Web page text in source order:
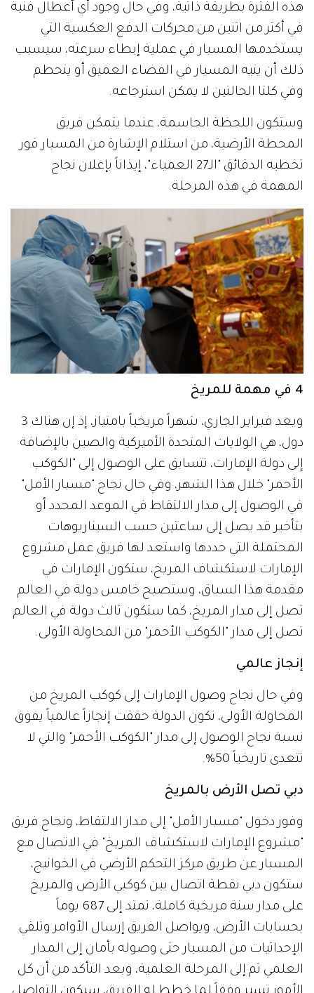
هذه الفترة بطريقة ذاتية، وفي حال وجود أي أعطال فنية
في أكثر من اثنين من محركات الدفع العكسية التي
يستخدمها المسبار في عملية إبطاء سرعته، سيسبب
ذلك أن يتيه المسبار في الفضاء العميق أو يتحطم
وفي كلتا الحالتين لا يمكن استرجاعه.
وستكون اللحظة الحاسمة، عندما يتمكن فريق
المحطة الأرضية، من استلام الإشارة من المسبار فور
تخطيه الدقائق "الـ27 العمياء"، إيذاناً بإعلان نجاح
المهمة في هذه المرحلة.
4 في مهمة للمريخ
ويعد فبراير الجاري، شهراً مريخياً بامتياز، إذ إن هناك 3
دول، هي الولايات المتحدة الأميركية والصين بالإضافة
إلى دولة الإمارات، تتسابق على الوصول إلى "الكوكب
الأحمر" خلال هذا الشهر، وفي حال نجاح "مسبار الأمل"
في الوصول إلى مدار الالتقاط في الموعد المحدد أو
بتأخير قد يصل إلى ساعتين حسب السيناريوهات
المحتملة التي حددها واستعد لها فريق عمل مشروع
الإمارات لاستكشاف المريخ، ستكون الإمارات في
مقدمة هذا السباق، وستصبح خامس دولة في العالم
تصل إلى مدار المريخ، كما ستكون ثالث دولة في العالم
تصل إلى مدار "الكوكب الأحمر" من المحاولة الأولى.
إنجاز عالمي
وفي حال نجاح وصول الإمارات إلى كوكب المريخ من
المحاولة الأولى، تكون الدولة حققت إنجازاً عالمياً يفوق
نسبة نجاح الوصول إلى مدار "الكوكب الأحمر" والتي لا
تتعدى تاريخياً 50%.
دبي تصل الأرض بالمريخ
وفور دخول "مسبار الأمل" إلى مدار الالتقاط، ونجاح فريق
"مشروع الإمارات لاستكشاف المريخ" في الاتصال مع
المسبار عن طريق مركز التحكم الأرضي في الخوانيج،
ستكون دبي نقطة اتصال بين كوكبي الأرض والمريخ
على مدار سنة مريخية كاملة، تمتد إلى 687 يوماً
بحسابات الأرض، ويواصل الفريق إرسال الأوامر وتلقي
الإحداثيات من المسبار حتى وصوله بأمان إلى المدار
العلمي ثم إلى المرحلة العلمية، وبعد التأكد من أن كل